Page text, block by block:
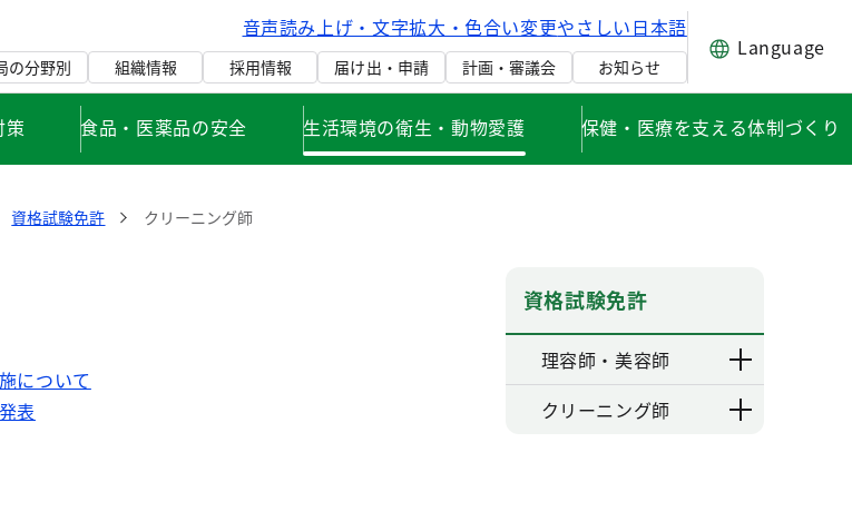
音声読み上げ・文字拡大・色合い変更やさしい日本語
の分野別 組織情報 採用情報 届け出・申請 計画・審議会 お知らせ
Language
策 食品・医薬品の安全 生活環境の衛生・動物愛護 保健・医療を支える体制づくり
資格試験免許 クリーニング師
について
表
資格試験免許
理容師・美容師
クリーニング師